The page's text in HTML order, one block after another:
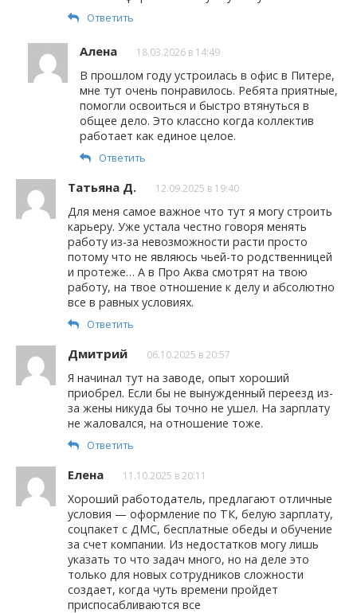
Ответить
Алена 18.03.2026 в 14:49
В прошлом году устроилась в офис в Питере,
мне тут очень понравилось. Ребята приятные,
помогли освоиться и быстро втянуться в
общее дело. Это классно когда коллектив
работает как единое целое.
Ответить
Татьяна Д. 12.09.2025 в 19:40
Для меня самое важное что тут я могу строить
карьеру. Уже устала честно говоря менять
работу из-за невозможности расти просто
потому что не являюсь чьей-то родственницей
и протеже… А в Про Аква смотрят на твою
работу, на твое отношение к делу и абсолютно
все в равных условиях.
Ответить
Дмитрий 06.10.2025 в 20:57
Я начинал тут на заводе, опыт хороший
приобрел. Если бы не вынужденный переезд из-
за жены никуда бы точно не ушел. На зарплату
не жаловался, на отношение тоже.
Ответить
Елена 11.10.2025 в 20:11
Хороший работодатель, предлагают отличные
условия — оформление по ТК, белую зарплату,
соцпакет с ДМС, бесплатные обеды и обучение
за счет компании. Из недостатков могу лишь
указать то что задач много, но на деле это
только для новых сотрудников сложности
создает, когда чуть времени пройдет
приспосабливаются все